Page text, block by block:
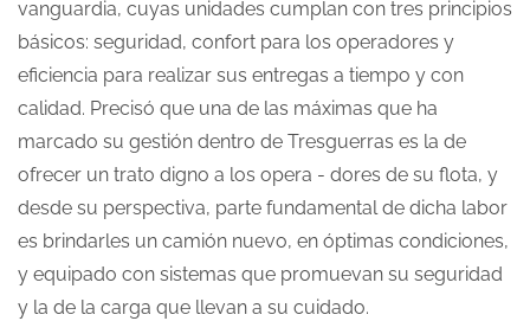
vanguardia, cuyas unidades cumplan con tres principios
básicos: seguridad, confort para los operadores y
eficiencia para realizar sus entregas a tiempo y con
calidad. Precisó que una de las máximas que ha
marcado su gestión dentro de Tresguerras es la de
ofrecer un trato digno a los opera - dores de su flota, y
desde su perspectiva, parte fundamental de dicha labor
es brindarles un camión nuevo, en óptimas condiciones,
y equipado con sistemas que promuevan su seguridad
y la de la carga que llevan a su cuidado.